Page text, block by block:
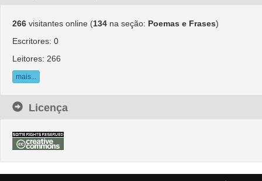
266 visitantes online (134 na seção: Poemas e Frases)
Escritores: 0
Leitores: 266
mais...
Licença